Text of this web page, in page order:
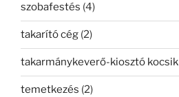
szobafestés (4)
takarító cég (2)
takarmánykeverő-kiosztó kocsik
temetkezés (2)